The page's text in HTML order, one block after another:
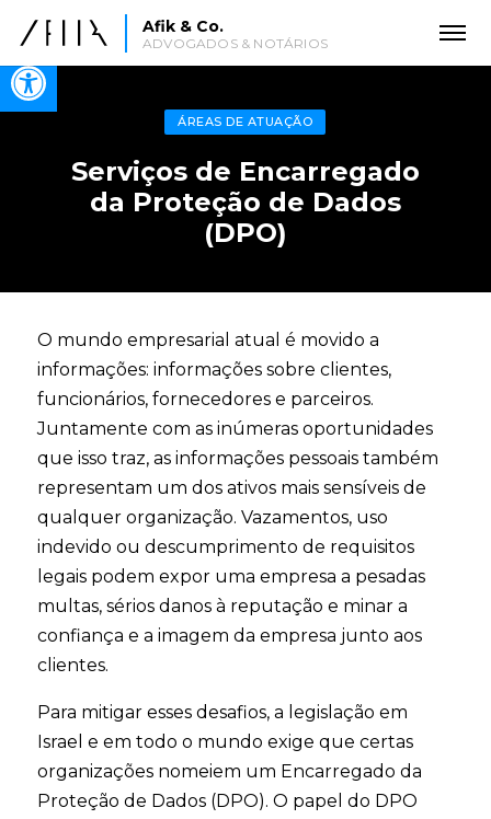
Open toolbar
Afik & Co.
ADVOGADOS & NOTÁRIOS
ÁREAS DE ATUAÇÃO
Serviços de Encarregado
da Proteção de Dados
(DPO)
O mundo empresarial atual é movido a
informações: informações sobre clientes,
funcionários, fornecedores e parceiros.
Juntamente com as inúmeras oportunidades
que isso traz, as informações pessoais também
representam um dos ativos mais sensíveis de
qualquer organização. Vazamentos, uso
indevido ou descumprimento de requisitos
legais podem expor uma empresa a pesadas
multas, sérios danos à reputação e minar a
confiança e a imagem da empresa junto aos
clientes.
Para mitigar esses desafios, a legislação em
Israel e em todo o mundo exige que certas
organizações nomeiem um Encarregado da
Proteção de Dados (DPO). O papel do DPO